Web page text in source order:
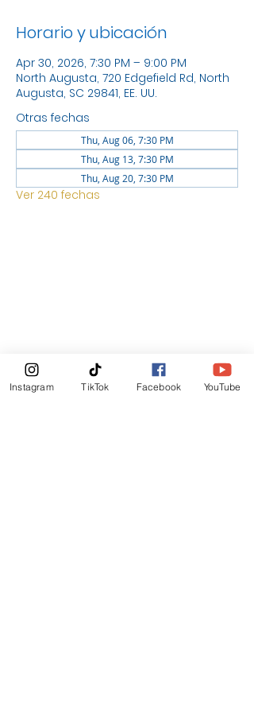
Horario y ubicación
Apr 30, 2026, 7:30 PM – 9:00 PM
North Augusta, 720 Edgefield Rd, North
Augusta, SC 29841, EE. UU.
Otras fechas
Thu, Aug 06, 7:30 PM
Thu, Aug 13, 7:30 PM
Thu, Aug 20, 7:30 PM
Ver 240 fechas
Boletin Informativo
Instagram TikTok Facebook YouTube